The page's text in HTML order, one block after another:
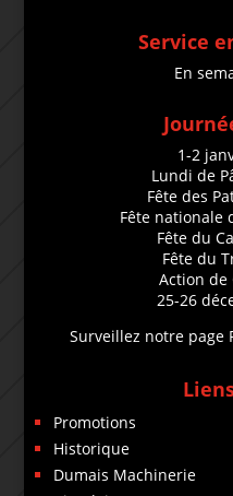
Service
En
1-2
Lundi de
Fête des
Fête nationale
Fête du
Fête du
Action de
25-26
Surveillez notre page
Promotions
Historique
Dumais Machinerie